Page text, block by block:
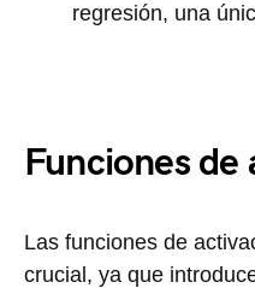
regresión, una
Funciones de
Las funciones de
crucial, ya que